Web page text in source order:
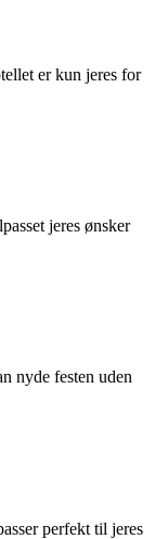
er kun jeres for
jeres ønsker
nyde festen uden
perfekt til jeres